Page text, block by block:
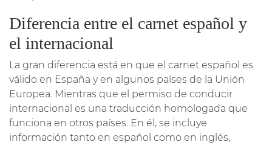
Diferencia entre el carnet español y
el internacional
La gran diferencia está en que el carnet español es
válido en España y en algunos países de la Unión
Europea. Mientras que el permiso de conducir
internacional es una traducción homologada que
funciona en otros países. En él, se incluye
información tanto en español como en inglés,